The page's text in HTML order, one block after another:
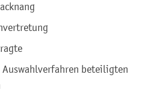
beteiligten